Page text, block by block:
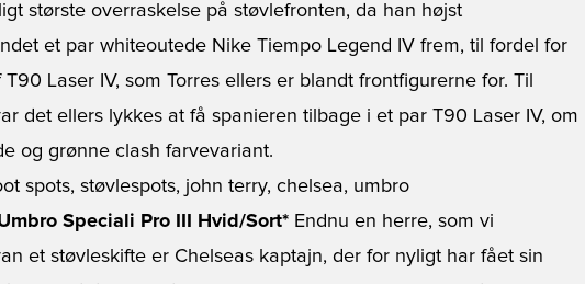
største overraskelse på støvlefronten, da han højst
et par whiteoutede Nike Tiempo Legend IV frem, til fordel for
Laser IV, som Torres ellers er blandt frontfigurerne for. Til
det ellers lykkes at få spanieren tilbage i et par T90 Laser IV, om
og grønne clash farvevariant.
Speciali Pro III Hvid/Sort* Endnu en herre, som vi
et støvleskifte er Chelseas kaptajn, der for nyligt har fået sin